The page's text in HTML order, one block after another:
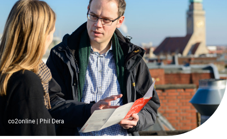
co2online | Phil Dera